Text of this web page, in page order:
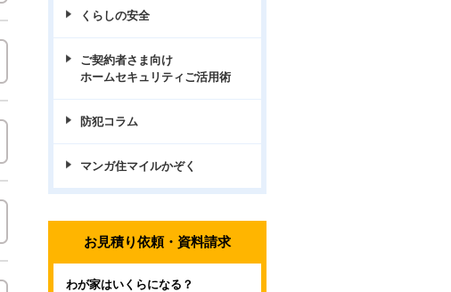
くらしの安全
ご契約者さま向け
ホームセキュリティご活用術
防犯コラム
マンガ住マイルかぞく
お見積り依頼・資料請求
わが家はいくらになる？